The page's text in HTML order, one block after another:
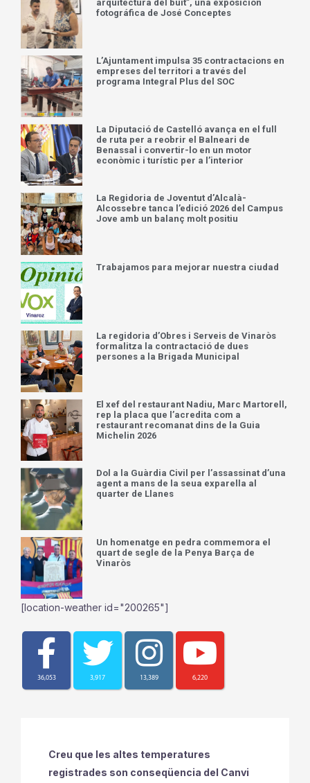
arquitectura del buit”, una exposición
fotográfica de José Conceptes
L’Ajuntament impulsa 35 contractacions en
empreses del territori a través del
programa Integral Plus del SOC
La Diputació de Castelló avança en el full
de ruta per a reobrir el Balneari de
Benassal i convertir-lo en un motor
econòmic i turístic per a l’interior
La Regidoria de Joventut d’Alcalà-
Alcossebre tanca l’edició 2026 del Campus
Jove amb un balanç molt positiu
Trabajamos para mejorar nuestra ciudad
La regidoria d’Obres i Serveis de Vinaròs
formalitza la contractació de dues
persones a la Brigada Municipal
El xef del restaurant Nadiu, Marc Martorell,
rep la placa que l’acredita com a
restaurant recomanat dins de la Guia
Michelin 2026
Dol a la Guàrdia Civil per l’assassinat d’una
agent a mans de la seua exparella al
quarter de Llanes
Un homenatge en pedra commemora el
quart de segle de la Penya Barça de
Vinaròs
[location-weather id="200265"]
36,053 3,917 13,389 6,220
Creu que les altes temperatures
registrades son conseqüencia del Canvi